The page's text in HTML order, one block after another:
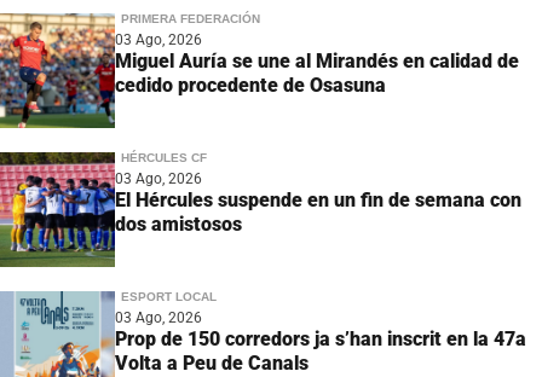
PRIMERA FEDERACIÓN
03 Ago, 2026
Miguel Auría se une al Mirandés en calidad de
cedido procedente de Osasuna
HÉRCULES CF
03 Ago, 2026
El Hércules suspende en un fin de semana con
dos amistosos
ESPORT LOCAL
03 Ago, 2026
Prop de 150 corredors ja s’han inscrit en la 47a
Volta a Peu de Canals